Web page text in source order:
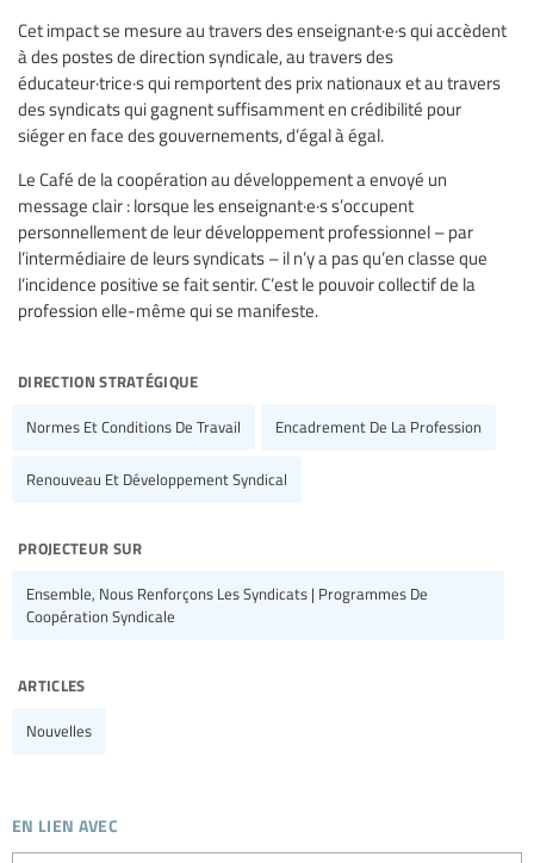
Cet impact se mesure au travers des enseignant·e·s qui accèdent
à des postes de direction syndicale, au travers des
éducateur·trice·s qui remportent des prix nationaux et au travers
des syndicats qui gagnent suffisamment en crédibilité pour
siéger en face des gouvernements, d’égal à égal.
Le Café de la coopération au développement a envoyé un
message clair : lorsque les enseignant·e·s s’occupent
personnellement de leur développement professionnel – par
l’intermédiaire de leurs syndicats – il n’y a pas qu’en classe que
l’incidence positive se fait sentir. C’est le pouvoir collectif de la
profession elle-même qui se manifeste.
direction stratégique
Normes Et Conditions De Travail Encadrement De La Profession
Renouveau Et Développement Syndical
projecteur sur
Ensemble, Nous Renforçons Les Syndicats | Programmes De
Coopération Syndicale
articles
Nouvelles
en lien avec